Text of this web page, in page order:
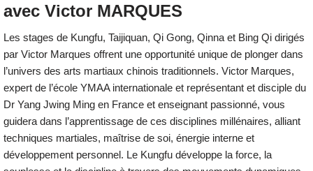
avec Victor MARQUES
Les stages de Kungfu, Taijiquan, Qi Gong, Qinna et Bing Qi dirigés
par Victor Marques offrent une opportunité unique de plonger dans
l’univers des arts martiaux chinois traditionnels. Victor Marques,
expert de l’école YMAA internationale et représentant et disciple du
Dr Yang Jwing Ming en France et enseignant passionné, vous
guidera dans l’apprentissage de ces disciplines millénaires, alliant
techniques martiales, maîtrise de soi, énergie interne et
développement personnel. Le Kungfu développe la force, la